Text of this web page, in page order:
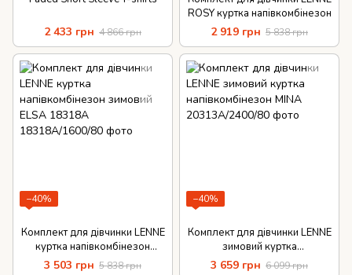
2 433 грн 4 866 грн
ROSY куртка напівкомбінезон
2 919 грн 5 838 грн
−40%
Комплект для дівчинки LENNE
куртка напівкомбінезон
зимовий ELSA 18318A
3 503 грн 5 838 грн
−40%
Комплект для дівчинки LENNE
зимовий куртка
напівкомбінезон MINA
3 659 грн 6 099 грн